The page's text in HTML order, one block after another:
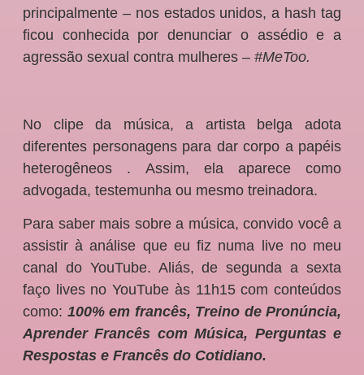
principalmente – nos estados unidos, a hash tag
ficou conhecida por denunciar o assédio e a
agressão sexual contra mulheres – #MeToo.
No clipe da música,a artista belga adota
diferentes personagens para dar corpo a papéis
heterogêneos . Assim, ela aparece como
advogada, testemunha ou mesmo treinadora.
Para saber mais sobre a música, convido você a
assistir à análise que eu fiz numa live no meu
canal do YouTube. Aliás, de segunda a sexta
faço lives no YouTube às 11h15 com conteúdos
como: 100% em francês, Treino de Pronúncia,
Aprender Francês com Música, Perguntas e
Respostas e Francês do Cotidiano.